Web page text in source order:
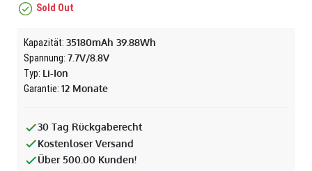
Sold Out
Kapazität: 35180mAh 39.88Wh
Spannung: 7.7V/8.8V
Typ: Li-Ion
Garantie: 12 Monate
30 Tag Rückgaberecht
Kostenloser Versand
Über 500.00 Kunden!